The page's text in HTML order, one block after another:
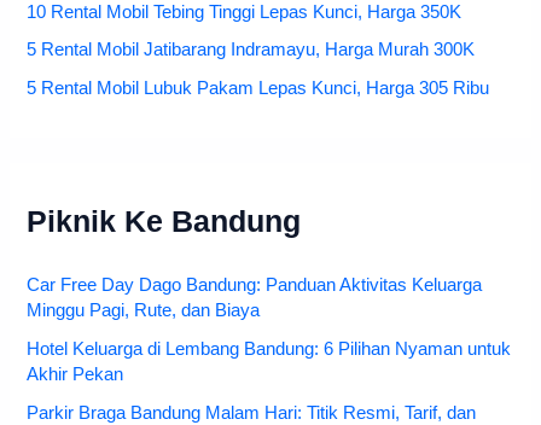
10 Rental Mobil Tebing Tinggi Lepas Kunci, Harga 350K
5 Rental Mobil Jatibarang Indramayu, Harga Murah 300K
5 Rental Mobil Lubuk Pakam Lepas Kunci, Harga 305 Ribu
Piknik Ke Bandung
Car Free Day Dago Bandung: Panduan Aktivitas Keluarga
Minggu Pagi, Rute, dan Biaya
Hotel Keluarga di Lembang Bandung: 6 Pilihan Nyaman untuk
Akhir Pekan
Parkir Braga Bandung Malam Hari: Titik Resmi, Tarif, dan